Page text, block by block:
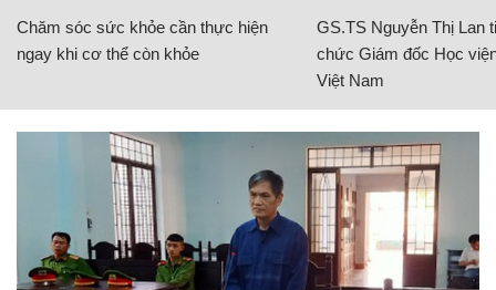
Chăm sóc sức khỏe cần thực hiện
ngay khi cơ thể còn khỏe
GS.TS Nguyễn Thị Lan
chức Giám đốc Học
Việt Nam